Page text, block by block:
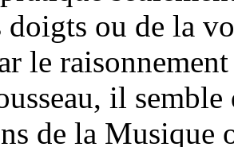
doigts ou de la
le
il
de la